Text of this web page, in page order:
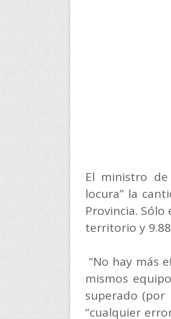
El ministro de
locura” la
Provincia.
territorio y
“No hay más
mismos
superado (por
“cualquier